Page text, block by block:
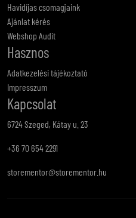
Havidíjas csomagjaink
Ajánlat kérés
Webshop Audit
Hasznos
Adatkezelési tájékoztató
Impresszum
Kapcsolat
6724 Szeged, Kátay u. 23
+36 70 654 2291
storementor@storementor.hu